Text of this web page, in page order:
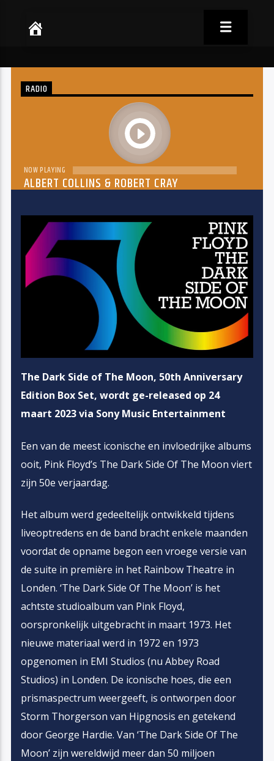
RADIO
play
NOW PLAYING
ALBERT COLLINS & ROBERT CRAY
The Dark Side of The Moon, 50th Anniversary
Edition Box Set, wordt ge-released op 24
maart 2023 via Sony Music Entertainment
Een van de meest iconische en invloedrijke albums
ooit, Pink Floyd’s The Dark Side Of The Moon viert
zijn 50e verjaardag.
Het album werd gedeeltelijk ontwikkeld tijdens
liveoptredens en de band bracht enkele maanden
voordat de opname begon een vroege versie van
de suite in première in het Rainbow Theatre in
Londen. ‘The Dark Side Of The Moon’ is het
achtste studioalbum van Pink Floyd,
oorspronkelijk uitgebracht in maart 1973. Het
nieuwe materiaal werd in 1972 en 1973
opgenomen in EMI Studios (nu Abbey Road
Studios) in Londen. De iconische hoes, die een
prismaspectrum weergeeft, is ontworpen door
Storm Thorgerson van Hipgnosis en getekend
door George Hardie. Van ‘The Dark Side Of The
Moon’ zijn wereldwijd meer dan 50 miljoen